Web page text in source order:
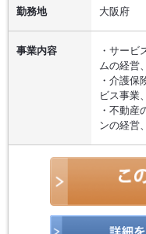
勤務地 大阪府
事業内容
・サービ
ムの経営
・介護保
ビス事業
・不動産
ンの経営